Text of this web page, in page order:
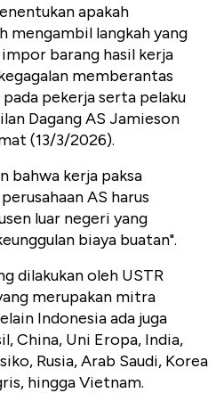
apakah
mengambil langkah yang
barang hasil kerja
memberantas
pekerja serta pelaku
Dagang AS Jamieson
(13/3/2026).
bahwa kerja paksa
AS harus
luar negeri yang
biaya buatan".
dilakukan oleh USTR
merupakan mitra
Indonesia ada juga
China, Uni Eropa, India,
Rusia, Arab Saudi, Korea
hingga Vietnam.